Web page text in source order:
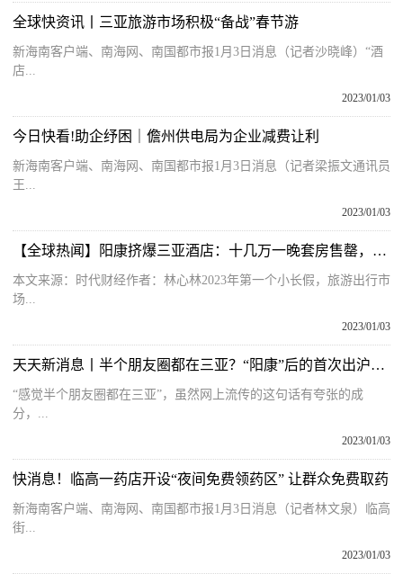
全球快资讯丨三亚旅游市场积极“备战”春节游
新海南客户端、南海网、南国都市报1月3日消息（记者沙晓峰）“酒
店...
2023/01/03
今日快看!助企纾困｜儋州供电局为企业减费让利
新海南客户端、南海网、南国都市报1月3日消息（记者梁振文通讯员
王...
2023/01/03
【全球热闻】阳康挤爆三亚酒店：十几万一晚套房售罄，300元/天招不到临时清洁工
本文来源：时代财经作者：林心林2023年第一个小长假，旅游出行市
场...
2023/01/03
天天新消息丨半个朋友圈都在三亚？“阳康”后的首次出沪旅行，他们最大的感受是“顺畅”
“感觉半个朋友圈都在三亚”，虽然网上流传的这句话有夸张的成
分，...
2023/01/03
快消息！临高一药店开设“夜间免费领药区” 让群众免费取药
新海南客户端、南海网、南国都市报1月3日消息（记者林文泉）临高
街...
2023/01/03